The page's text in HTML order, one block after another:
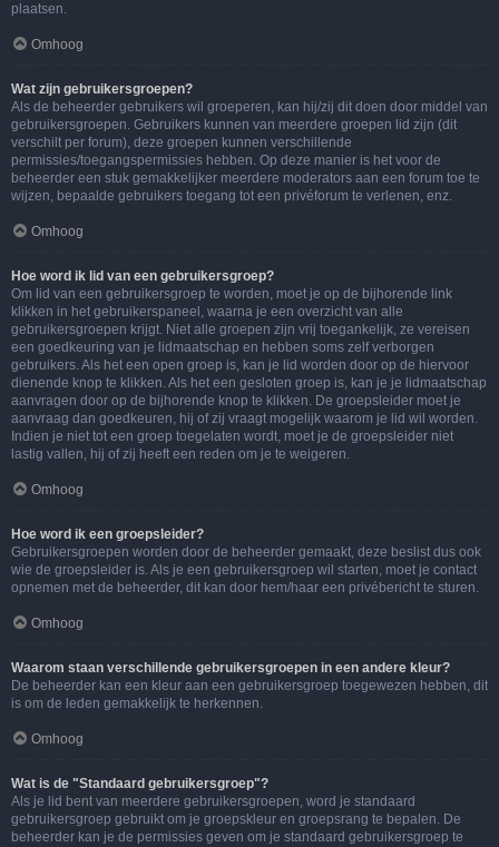
plaatsen.
Omhoog
Wat zijn gebruikersgroepen?
Als de beheerder gebruikers wil groeperen, kan hij/zij dit doen door middel van
gebruikersgroepen. Gebruikers kunnen van meerdere groepen lid zijn (dit
verschilt per forum), deze groepen kunnen verschillende
permissies/toegangspermissies hebben. Op deze manier is het voor de
beheerder een stuk gemakkelijker meerdere moderators aan een forum toe te
wijzen, bepaalde gebruikers toegang tot een privéforum te verlenen, enz.
Omhoog
Hoe word ik lid van een gebruikersgroep?
Om lid van een gebruikersgroep te worden, moet je op de bijhorende link
klikken in het gebruikerspaneel, waarna je een overzicht van alle
gebruikersgroepen krijgt. Niet alle groepen zijn vrij toegankelijk, ze vereisen
een goedkeuring van je lidmaatschap en hebben soms zelf verborgen
gebruikers. Als het een open groep is, kan je lid worden door op de hiervoor
dienende knop te klikken. Als het een gesloten groep is, kan je je lidmaatschap
aanvragen door op de bijhorende knop te klikken. De groepsleider moet je
aanvraag dan goedkeuren, hij of zij vraagt mogelijk waarom je lid wil worden.
Indien je niet tot een groep toegelaten wordt, moet je de groepsleider niet
lastig vallen, hij of zij heeft een reden om je te weigeren.
Omhoog
Hoe word ik een groepsleider?
Gebruikersgroepen worden door de beheerder gemaakt, deze beslist dus ook
wie de groepsleider is. Als je een gebruikersgroep wil starten, moet je contact
opnemen met de beheerder, dit kan door hem/haar een privébericht te sturen.
Omhoog
Waarom staan verschillende gebruikersgroepen in een andere kleur?
De beheerder kan een kleur aan een gebruikersgroep toegewezen hebben, dit
is om de leden gemakkelijk te herkennen.
Omhoog
Wat is de "Standaard gebruikersgroep"?
Als je lid bent van meerdere gebruikersgroepen, word je standaard
gebruikersgroep gebruikt om je groepskleur en groepsrang te bepalen. De
beheerder kan je de permissies geven om je standaard gebruikersgroep te